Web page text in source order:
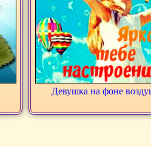
Девушка на фоне